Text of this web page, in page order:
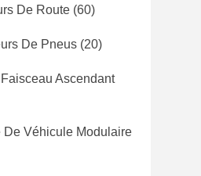
De Route (60)
De Pneus (20)
Ascendant
De Véhicule Modulaire